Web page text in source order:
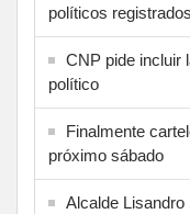
políticos
CNP pide incluir
político
Finalmente
próximo sábado
Alcalde